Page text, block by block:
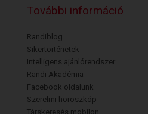
További információ
Randiblog
Sikertörténetek
Intelligens ajánlórendszer
Randi Akadémia
Facebook oldalunk
Szerelmi horoszkóp
Társkeresés mobilon